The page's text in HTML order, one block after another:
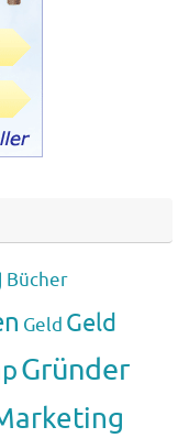
Bücher
Geld Geld
Gründer